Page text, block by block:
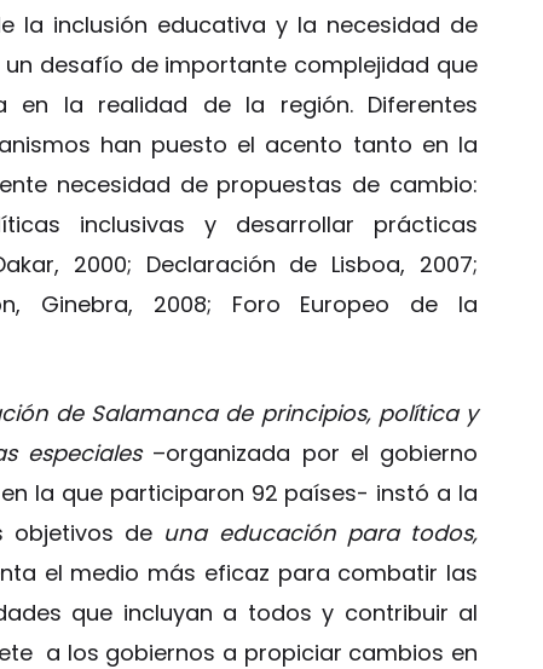
la inclusión educativa y la necesidad de
desafío de importante complejidad que
la realidad de la región. Diferentes
han puesto el acento tanto en la
necesidad de propuestas de cambio:
inclusivas y desarrollar prácticas
2000; Declaración de Lisboa, 2007;
Ginebra, 2008; Foro Europeo de la
de Salamanca de principios, política y
especiales–organizada por el gobierno
la que participaron 92 países- instó a la
objetivos de una educación para todos,
el medio más eficaz para combatir las
que incluyan a todos y contribuir al
a los gobiernos a propiciar cambios en